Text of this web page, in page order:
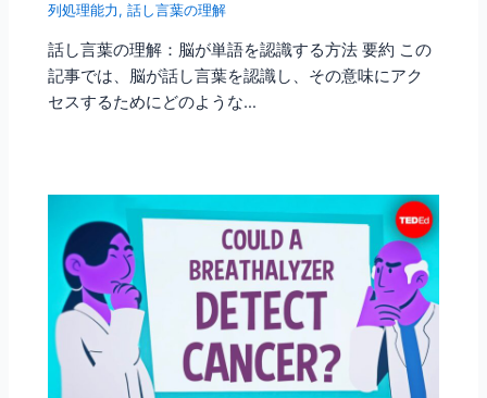
列処理能力 ,話し言葉の理解
話し言葉の理解：脳が単語を認識する方法 要約 この
記事では、脳が話し言葉を認識し、その意味にアク
セスするためにどのような…